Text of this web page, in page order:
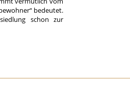
bedeutet.
schon zur